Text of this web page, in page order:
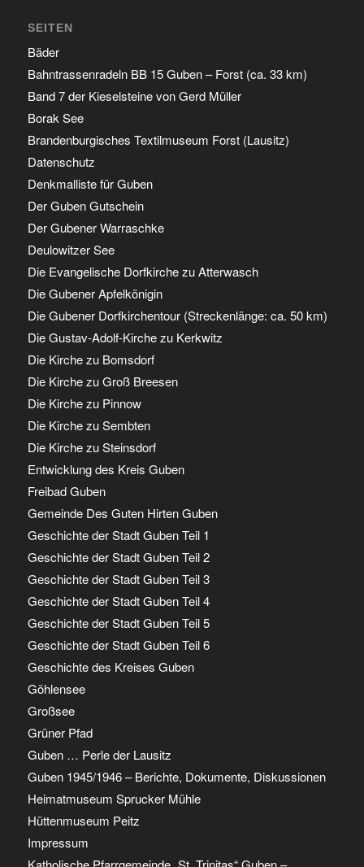
SEITEN
Bäder
Bahntrassenradeln BB 15 Guben – Forst (ca. 33 km)
Band 7 der Kieselsteine von Gerd Müller
Borak See
Brandenburgisches Textilmuseum Forst (Lausitz)
Datenschutz
Denkmalliste für Guben
Der Guben Gutschein
Der Gubener Warraschke
Deulowitzer See
Die Evangelische Dorfkirche zu Atterwasch
Die Gubener Apfelkönigin
Die Gubener Dorfkirchentour (Streckenlänge: ca. 50 km)
Die Gustav-Adolf-Kirche zu Kerkwitz
Die Kirche zu Bomsdorf
Die Kirche zu Groß Breesen
Die Kirche zu Pinnow
Die Kirche zu Sembten
Die Kirche zu Steinsdorf
Entwicklung des Kreis Guben
Freibad Guben
Gemeinde Des Guten Hirten Guben
Geschichte der Stadt Guben Teil 1
Geschichte der Stadt Guben Teil 2
Geschichte der Stadt Guben Teil 3
Geschichte der Stadt Guben Teil 4
Geschichte der Stadt Guben Teil 5
Geschichte der Stadt Guben Teil 6
Geschichte des Kreises Guben
Göhlensee
Großsee
Grüner Pfad
Guben … Perle der Lausitz
Guben 1945/1946 – Berichte, Dokumente, Diskussionen
Heimatmuseum Sprucker Mühle
Hüttenmuseum Peitz
Impressum